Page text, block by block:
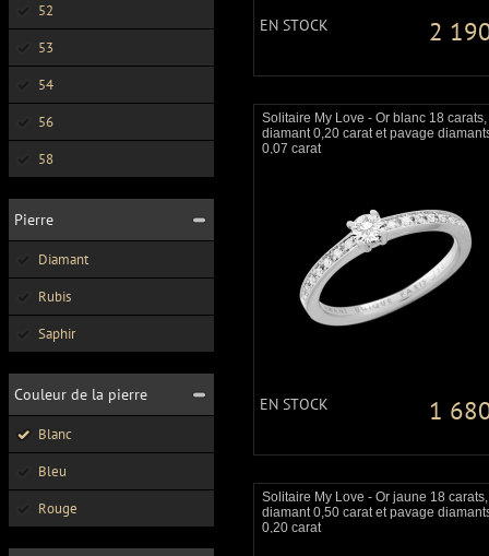
52
53
54
56
58
Pierre
Diamant
Rubis
Saphir
Couleur de la pierre
Blanc
Bleu
Rouge
EN STOCK 2
Solitaire My Love - Or blanc 18 carats,
diamant 0,20 carat et pavage
0,07 carat
EN STOCK 1
Solitaire My Love - Or jaune 18 carats,
diamant 0,50 carat et pavage
0,20 carat